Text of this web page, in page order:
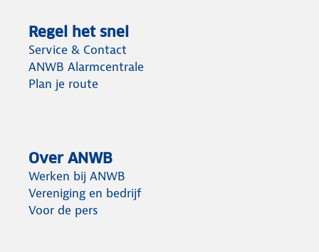
Regel het snel
Service & Contact
ANWB Alarmcentrale
Plan je route
Over ANWB
Werken bij ANWB
Vereniging en bedrijf
Voor de pers